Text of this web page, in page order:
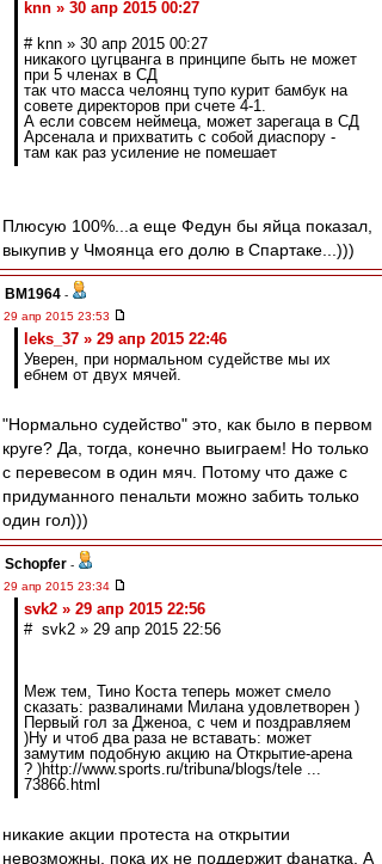
knn » 30 апр 2015 00:27
# knn » 30 апр 2015 00:27
никакого цугцванга в принципе быть не может
при 5 членах в СД
так что масса челоянц тупо курит бамбук на
совете директоров при счете 4-1.
А если совсем неймеца, может зарегаца в СД
Арсенала и прихватить с собой диаспору -
там как раз усиление не помешает
Плюсую 100%...а еще Федун бы яйца показал,
выкупив у Чмоянца его долю в Спартаке...)))
BM1964 -
29 апр 2015 23:53
leks_37 » 29 апр 2015 22:46
Уверен, при нормальном судействе мы их
ебнем от двух мячей.
"Нормально судейство" это, как было в первом
круге? Да, тогда, конечно выиграем! Но только
с перевесом в один мяч. Потому что даже с
придуманного пенальти можно забить только
один гол)))
Schopfer -
29 апр 2015 23:34
svk2 » 29 апр 2015 22:56
# svk2 » 29 апр 2015 22:56
Меж тем, Тино Коста теперь может смело
сказать: развалинами Милана удовлетворен )
Первый гол за Дженоа, с чем и поздравляем
)Ну и чтоб два раза не вставать: может
замутим подобную акцию на Открытие-арена
? )http://www.sports.ru/tribuna/blogs/tele ...
73866.html
никакие акции протеста на открытии
невозможны, пока их не поддержит фанатка. А